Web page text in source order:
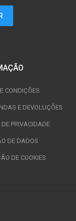
CONDIÇÕES
E DEVOLUÇÕES
PRIVACIDADE
DE DADOS
DE COOKIES